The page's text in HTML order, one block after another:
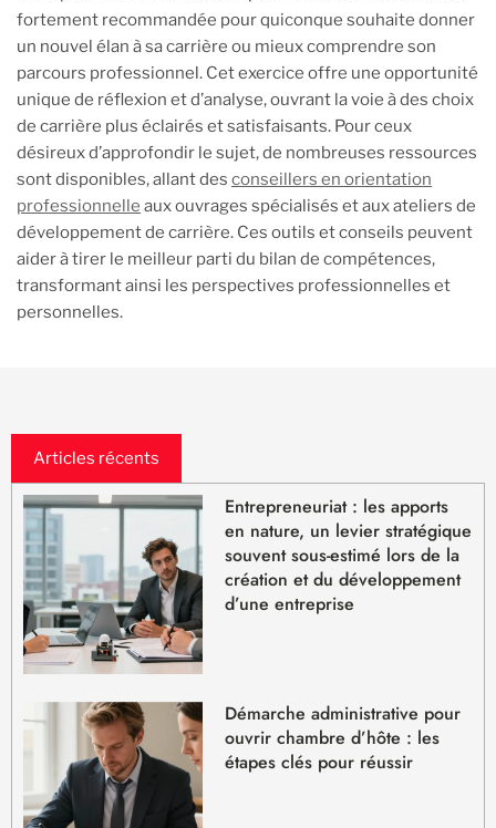
fortement recommandée pour quiconque souhaite donner
un nouvel élan à sa carrière ou mieux comprendre son
parcours professionnel. Cet exercice offre une opportunité
unique de réflexion et d’analyse, ouvrant la voie à des choix
de carrière plus éclairés et satisfaisants. Pour ceux
désireux d’approfondir le sujet, de nombreuses ressources
sont disponibles, allant des conseillers en orientation
professionnelle aux ouvrages spécialisés et aux ateliers de
développement de carrière. Ces outils et conseils peuvent
aider à tirer le meilleur parti du bilan de compétences,
transformant ainsi les perspectives professionnelles et
personnelles.
Articles récents
Entrepreneuriat : les apports
en nature, un levier stratégique
souvent sous-estimé lors de la
création et du développement
d’une entreprise
Démarche administrative pour
ouvrir chambre d’hôte : les
étapes clés pour réussir